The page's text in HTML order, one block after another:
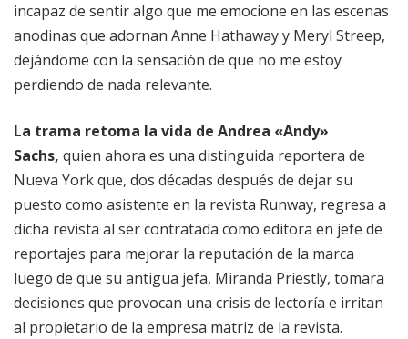
incapaz de sentir algo que me emocione en las escenas
anodinas que adornan Anne Hathaway y Meryl Streep,
dejándome con la sensación de que no me estoy
perdiendo de nada relevante.
La trama retoma la vida de Andrea «Andy»
Sachs, quien ahora es una distinguida reportera de
Nueva York que, dos décadas después de dejar su
puesto como asistente en la revista Runway, regresa a
dicha revista al ser contratada como editora en jefe de
reportajes para mejorar la reputación de la marca
luego de que su antigua jefa, Miranda Priestly, tomara
decisiones que provocan una crisis de lectoría e irritan
al propietario de la empresa matriz de la revista.